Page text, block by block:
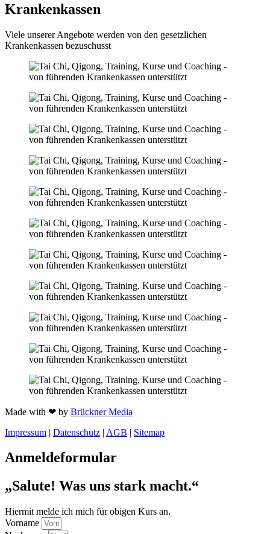
Krankenkassen
Viele unserer Angebote werden von den gesetzlichen
Krankenkassen bezuschusst
Made with ❤ by Brückner Media
Impressum | Datenschutz | AGB | Sitemap
Anmeldeformular
„Salute! Was uns stark macht.“
Hiermit melde ich mich für obigen Kurs an.
Vorname